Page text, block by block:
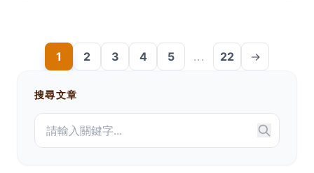
1 2 3 4 5 ... 22 →
搜尋文章